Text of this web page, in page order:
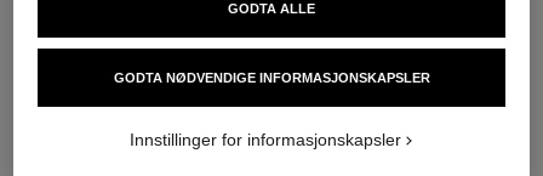
nok 1 150
Legg i handlekurv
Lip Balm – Farge som Kan
Bygges på
Ref. 171928
11 tilgjengelige nyanser
nok 575
GODTA NØDVENDIGE INFORMASJONSKAPSLER
GODTA ALLE
Innstillinger for informasjonskapsler